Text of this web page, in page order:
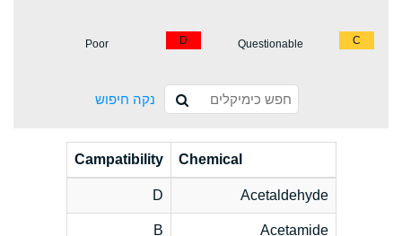
C
Questionable
D
Poor
נקה חיפוש
Chemical
Campatibility
Acetaldehyde
D
Acetamide
B